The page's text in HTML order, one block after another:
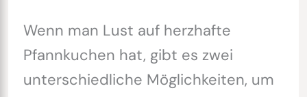
Wenn man Lust auf herzhafte
Pfannkuchen hat, gibt es zwei
unterschiedliche Möglichkeiten, um